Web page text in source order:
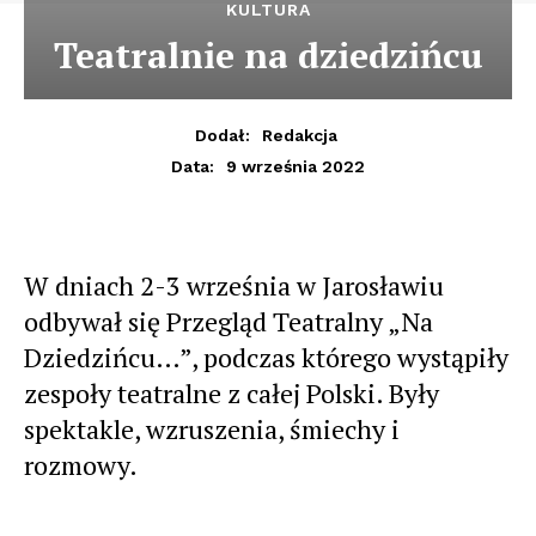
KULTURA
Teatralnie na dziedzińcu
Dodał:
Redakcja
Data:
9 września 2022
W dniach 2-3 września w Jarosławiu
odbywał się Przegląd Teatralny „Na
Dziedzińcu…”, podczas którego wystąpiły
zespoły teatralne z całej Polski. Były
spektakle, wzruszenia, śmiechy i
rozmowy.